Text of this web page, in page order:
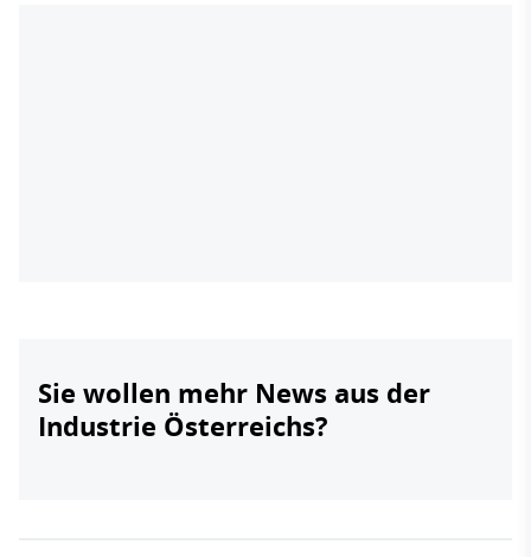
Sie wollen mehr News aus der
Industrie Österreichs?